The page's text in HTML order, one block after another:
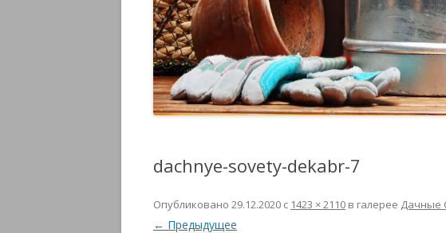
dachnye-sovety-dekabr-7
Опубликовано 29.12.2020 с 1423 × 2110 в галерее Дачные
← Предыдущее